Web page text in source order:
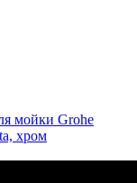
мойки Grohe
хром